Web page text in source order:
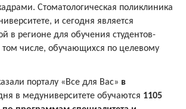
Стоматологическая поликлиника
и сегодня является
в регионе для обучения студентов-
том числе, обучающихся по целевому
порталу «Все для Вас» в
в медуниверситете обучаются 1105